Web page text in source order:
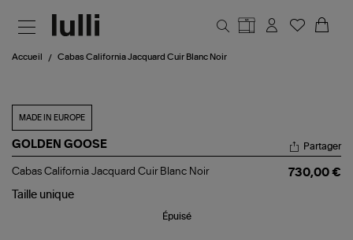
Accueil Cabas California Jacquard Cuir Blanc Noir
MADE IN EUROPE
GOLDEN GOOSE
Cabas
Jacquard
Partager
Cabas California Jacquard Cuir Blanc Noir
730,00 €
Taille unique
Épuisé